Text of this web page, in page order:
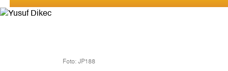
Foto: JP188